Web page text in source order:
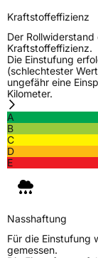
Kraftstoffeffizienz
Der
Kraftstoffeffizienz.
Die Einstufung
(schlechtester
ungefähr eine
Kilometer.
A
B
C
D
E
Nasshaftung
Für die Einstufung
gemessen.